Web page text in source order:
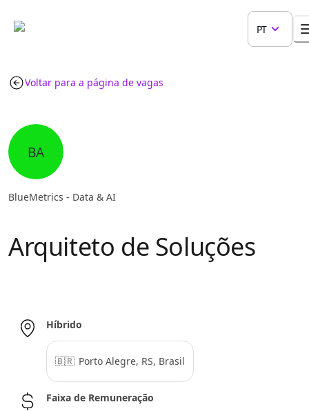
PT
Voltar para a página de vagas
BA
BlueMetrics - Data & AI
Arquiteto de Soluções
Híbrido
🇧🇷 Porto Alegre, RS, Brasil
Faixa de Remuneração